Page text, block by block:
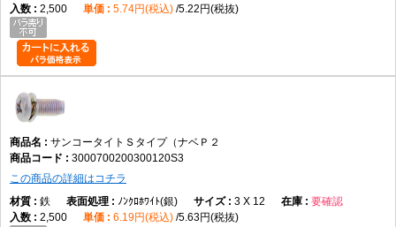
2,500
5.74円(税込) 5.22円(税抜)
サンコータイトＳタイプ（ナベＰ２
3000700200300120S3
この商品の詳細はコチラ
鉄
ﾉﾝｸﾛﾎﾜｲﾄ(銀) 3 X 12
要確認
2,500
6.19円(税込) 5.63円(税抜)